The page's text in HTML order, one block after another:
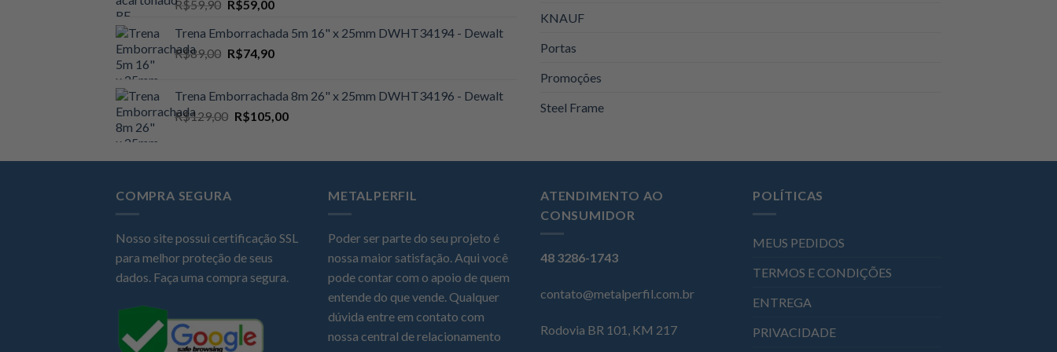
R$109,00.
R$59,90 O
original
era:
R$59,00O
atual
é:
Trena Emborrachada 5m 16" x 25mm DWHT34194 - Dewalt
R$89,00 O
era:
R$89,00.
R$74,90O
é:
R$74,90.
Trena Emborrachada 8m 26" x 25mm DWHT34196 - Dewalt
R$129,00 O
era:
R$105,00O
é:
KNAUF
Portas
Promoções
Steel Frame
COMPRA SEGURA
Nosso site possui certificação SSL
para melhor proteção de seus
dados. Faça uma compra segura.
METALPERFIL
Poder ser parte do seu projeto é
nossa maior satisfação. Aqui você
pode contar com o apoio de quem
entende do que vende. Qualquer
dúvida entre em contato com
nossa central de relacionamento
ATENDIMENTO AO
CONSUMIDOR
48 3286-1743
contato@metalperfil.com.br
Rodovia BR 101, KM 217
POLÍTICAS
MEUS PEDIDOS
TERMOS E CONDIÇÕES
ENTREGA
PRIVACIDADE